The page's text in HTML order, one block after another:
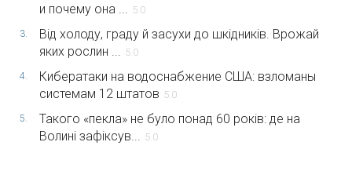
и почему она ... 5.0
3.
Від холоду, граду й засухи до шкідників. Врожай
яких рослин ... 5.0
4.
Кибератаки на водоснабжение США: взломаны
системам 12 штатов 5.0
5.
Такого «пекла» не було понад 60 років: де на
Волині зафіксув... 5.0